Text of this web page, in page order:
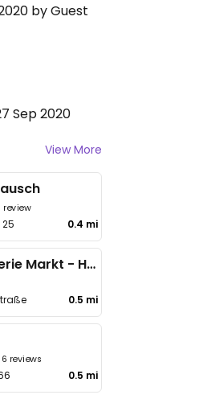
by Guest
Sep 2020
View More
review
0.4 mi
DM Drogerie Markt - Hermannstraße
0.5 mi
reviews
0.5 mi